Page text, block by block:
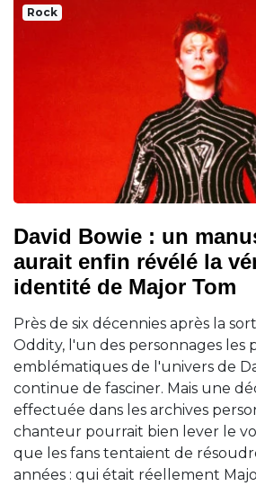
Rock
David Bowie : un
aurait enfin révélé la
identité de Major Tom
Près de six décennies après la
Oddity, l'un des personnages les
emblématiques de l'univers de
continue de fasciner. Mais une
effectuée dans les archives
chanteur pourrait bien lever le
que les fans tentaient de
années : qui était réellement